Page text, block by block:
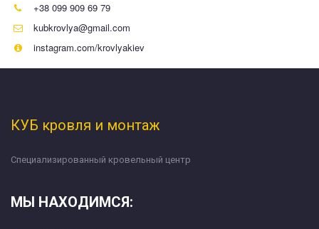
+38 099 909 69 79
kubkrovlya@gmail.com
instagram.com/krovlyakiev
КУБ кровля и монтаж
Специализированный кровельный центр
МЫ НАХОДИМСЯ: